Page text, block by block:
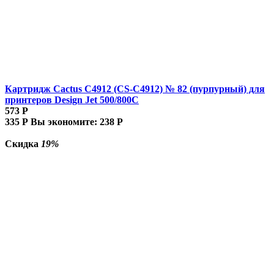
Картридж Cactus C4912 (CS-C4912) № 82 (пурпурный) для
принтеров Design Jet 500/800C
573 Р
335 Р Вы экономите: 238 Р
Скидка 19%